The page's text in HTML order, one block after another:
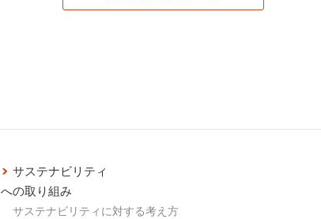
サステナビリティ
への取り組み
サステナビリティに対する考え方